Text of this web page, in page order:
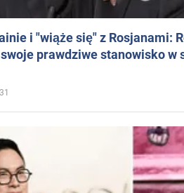
i "wiąże się" z Rosjanami:
swoje prawdziwe stanowisko w
31